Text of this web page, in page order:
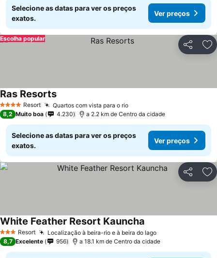
Selecione as datas para ver os preços
exatos.
Ver preços
Partilhar
Escolha popular
4 EstrelasResort Quartos com vista para o rioVer preços
Ras ResortsVer preços
8,2 Muito boa 4.230 a 2.2 km de Centro da cidade
Selecione as datas para ver os preços
exatos.
Ver preços
Partilhar
3 EstrelasResort Localização à beira-rio e à beira do lagoVer preços
White Feather Resort Kauncha
8,7 Excelente 956 a 18.1 km de Centro da cidade